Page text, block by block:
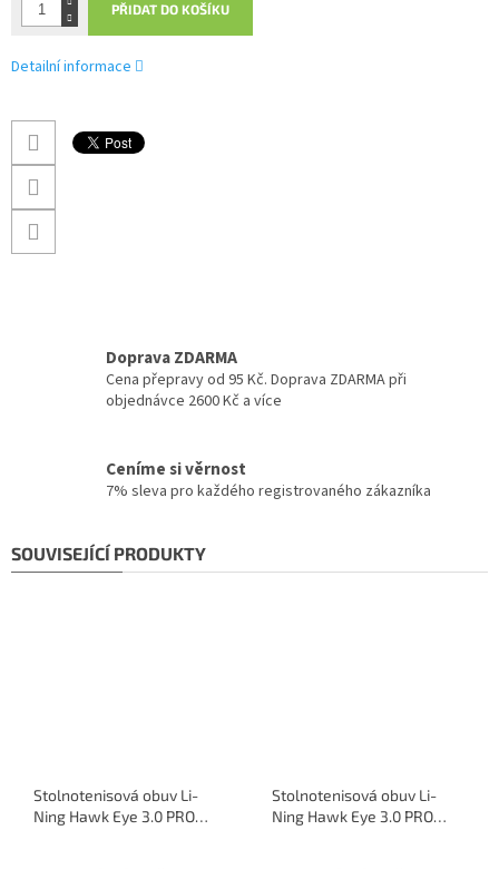
PŘIDAT DO KOŠÍKU
Detailní informace
Doprava ZDARMA
Cena přepravy od 95 Kč. Doprava ZDARMA při
objednávce 2600 Kč a více
Ceníme si věrnost
7% sleva pro každého registrovaného zákazníka
SOUVISEJÍCÍ PRODUKTY
Stolnotenisová obuv Li-
Ning Hawk Eye 3.0 PRO
Stolnotenisová obuv Li-
Ning Hawk Eye 3.0 PRO